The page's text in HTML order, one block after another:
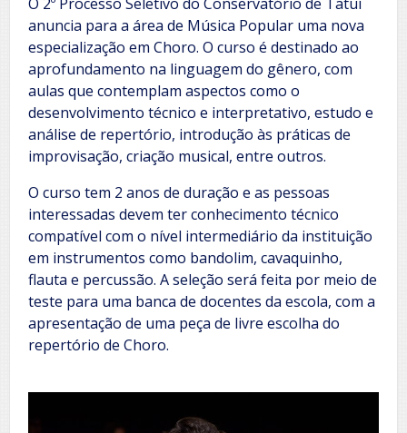
anuncia para a área de Música Popular uma nova
especialização em Choro. O curso é destinado ao
aprofundamento na linguagem do gênero, com
aulas que contemplam aspectos como o
desenvolvimento técnico e interpretativo, estudo e
análise de repertório, introdução às práticas de
improvisação, criação musical, entre outros.
O curso tem 2 anos de duração e as pessoas
interessadas devem ter conhecimento técnico
compatível com o nível intermediário da instituição
em instrumentos como bandolim, cavaquinho,
flauta e percussão. A seleção será feita por meio de
teste para uma banca de docentes da escola, com a
apresentação de uma peça de livre escolha do
repertório de Choro.